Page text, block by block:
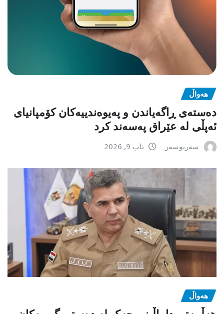
هەواڵ
دەستەی ڕاگەیاندن و پەیوەندییەکان کۆمپانیای
ئەپڵی لە عێراق پەسەند کرد
سەرنوسەر ئاب 9, 2026
هەواڵ